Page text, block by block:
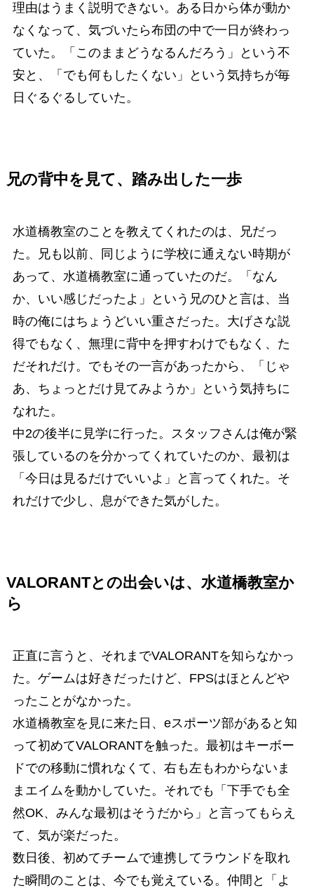
理由はうまく説明できない。ある日から体が動か
なくなって、気づいたら布団の中で一日が終わっ
ていた。「このままどうなるんだろう」という不
安と、「でも何もしたくない」という気持ちが毎
日ぐるぐるしていた。
兄の背中を見て、踏み出した一歩
水道橋教室のことを教えてくれたのは、兄だっ
た。兄も以前、同じように学校に通えない時期が
あって、水道橋教室に通っていたのだ。「なん
か、いい感じだったよ」という兄のひと言は、当
時の俺にはちょうどいい重さだった。大げさな説
得でもなく、無理に背中を押すわけでもなく、た
だそれだけ。でもその一言があったから、「じゃ
あ、ちょっとだけ見てみようか」という気持ちに
なれた。
中2の後半に見学に行った。スタッフさんは俺が緊
張しているのを分かってくれていたのか、最初は
「今日は見るだけでいいよ」と言ってくれた。そ
れだけで少し、息ができた気がした。
VALORANTとの出会いは、水道橋教室か
ら
正直に言うと、それまでVALORANTを知らなかっ
た。ゲームは好きだったけど、FPSはほとんどや
ったことがなかった。
水道橋教室を見に来た日、eスポーツ部があると知
って初めてVALORANTを触った。最初はキーボー
ドでの移動に慣れなくて、右も左もわからないま
まエイムを動かしていた。それでも「下手でも全
然OK、みんな最初はそうだから」と言ってもらえ
て、気が楽だった。
数日後、初めてチームで連携してラウンドを取れ
た瞬間のことは、今でも覚えている。仲間と「よ